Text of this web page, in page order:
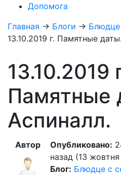
Допомога
Главная → Блоги → Блюдце
13.10.2019 г. Памятные
13.10.2019
Памятные
Аспиналл.
Автор Опубликовано:
назад (13
Блог: Блюдце с